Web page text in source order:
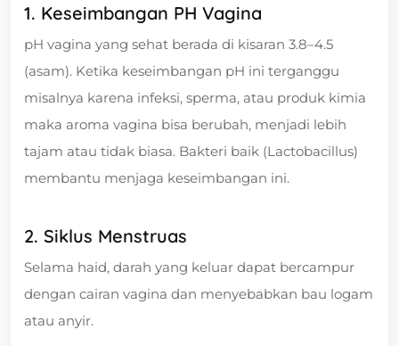
1. Keseimbangan PH Vagina
pH vagina yang sehat berada di kisaran 3.8–4.5
(asam). Ketika keseimbangan pH ini terganggu
misalnya karena infeksi, sperma, atau produk kimia
maka aroma vagina bisa berubah, menjadi lebih
tajam atau tidak biasa. Bakteri baik (Lactobacillus)
membantu menjaga keseimbangan ini.
2. Siklus Menstruas
Selama haid, darah yang keluar dapat bercampur
dengan cairan vagina dan menyebabkan bau logam
atau anyir.